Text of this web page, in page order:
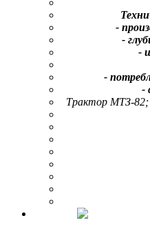
-
-
-
-
-
Трактор МТЗ-82;